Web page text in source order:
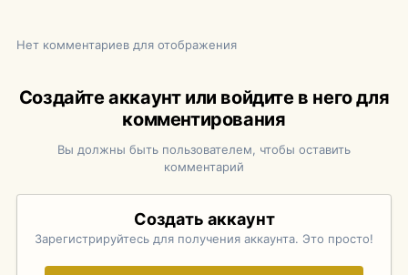
Нет комментариев для отображения
Создайте аккаунт или войдите в него для
комментирования
Вы должны быть пользователем, чтобы оставить
комментарий
Создать аккаунт
Зарегистрируйтесь для получения аккаунта. Это просто!